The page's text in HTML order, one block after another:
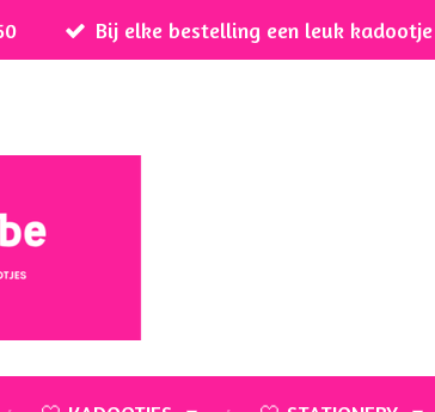
Bij elke bestelling een leuk kadootje